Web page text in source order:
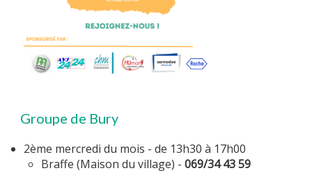
Groupe de Bury
2ème mercredi du mois - de 13h30 à 17h00
Braffe (Maison du village) - 069/34 43 59